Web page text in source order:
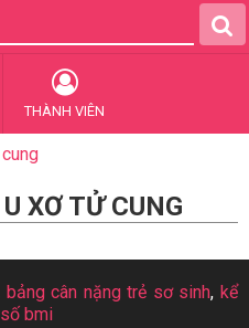
THÀNH VIÊN
XƠ TỬ CUNG
bảng cân nặng trẻ sơ sinh,kể
bmi